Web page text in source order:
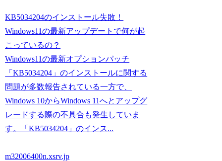
KB5034204のインストール失敗！
Windows11の最新アップデートで何が起
こっているの？
Windows11の最新オプションパッチ
「KB5034204」のインストールに関する
問題が多数報告されている一方で、
Windows 10からWindows 11へとアップグ
レードする際の不具合も発生していま
す。「KB5034204」のインス...
m32006400n.xsrv.jp